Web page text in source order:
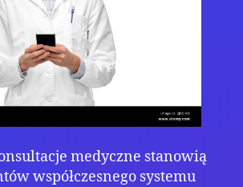
medyczne stanowią
współczesnego systemu